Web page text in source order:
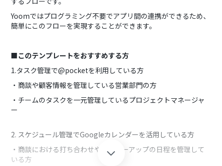
Yoomではプログラミング不要でアプリ間の連携ができるため、
簡単にこのフローを実現することができます。
■このテンプレートをおすすめする方
1.タスク管理で@pocketを利用している方
・商談や顧客情報を管理している営業部門の方
・チームのタスクを一元管理しているプロジェクトマネージャ
ー
2. スケジュール管理でGoogleカレンダーを活用している方
・商談における打ち合わせやフォローアップの日程を管理して
いる方